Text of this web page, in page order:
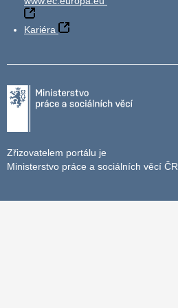
Kariéra
Zřizovatelem portálu je
Ministerstvo práce a sociálních věcí ČR